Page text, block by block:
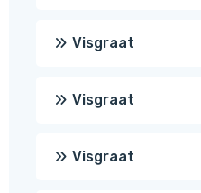
Visgraat
Visgraat
Visgraat